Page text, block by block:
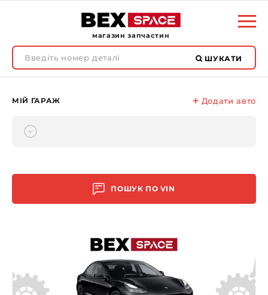
магазин запчастин
ШУКАТИ
МІЙ ГАРАЖ Додати авто
ПОШУК ПО VIN